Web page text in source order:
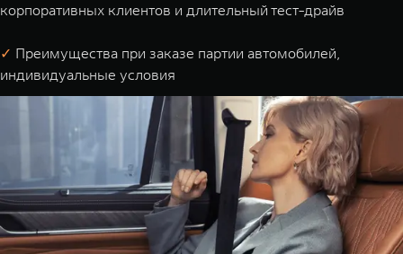
корпоративных клиентов и длительный тест-драйв
✓ Преимущества при заказе партии автомобилей,
индивидуальные условия